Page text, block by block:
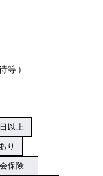
等）
以上
り
保険